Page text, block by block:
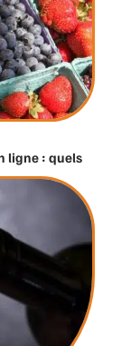
ligne : quels